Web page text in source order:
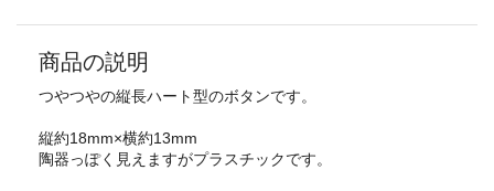
商品の説明
つやつやの縦長ハート型のボタンです。
縦約18mm×横約13mm
陶器っぽく見えますがプラスチックです。